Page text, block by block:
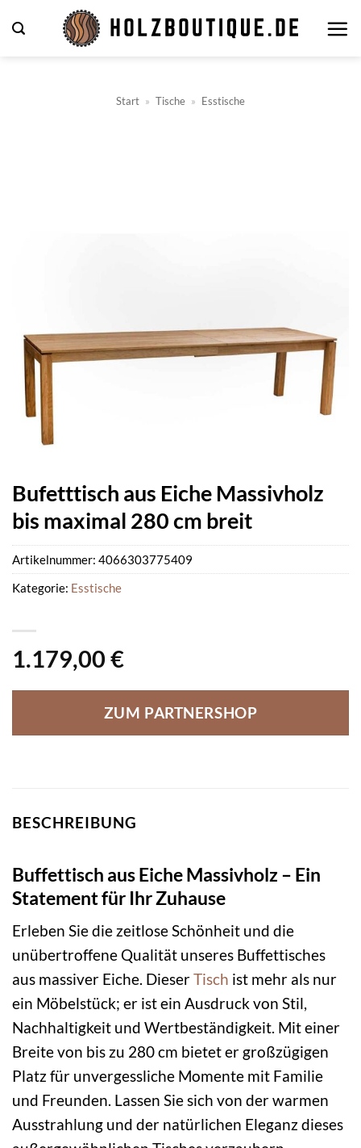
Inhalt
Start » Tische » Esstische
Bufetttisch aus Eiche Massivholz
bis maximal 280 cm breit
1.179,00 €
ZUM PARTNERSHOP
Artikelnummer: 4066303775409
Kategorie: Esstische
BESCHREIBUNG
Buffettisch aus Eiche Massivholz – Ein
Statement für Ihr Zuhause
Erleben Sie die zeitlose Schönheit und die
unübertroffene Qualität unseres Buffettisches
aus massiver Eiche. DieserTisch ist mehr als nur
ein Möbelstück; er ist ein Ausdruck von Stil,
Nachhaltigkeit und Wertbeständigkeit. Mit einer
Breite von bis zu 280 cm bietet er großzügigen
Platz für unvergessliche Momente mit Familie
und Freunden. Lassen Sie sich von der warmen
Ausstrahlung und der natürlichen Eleganz dieses